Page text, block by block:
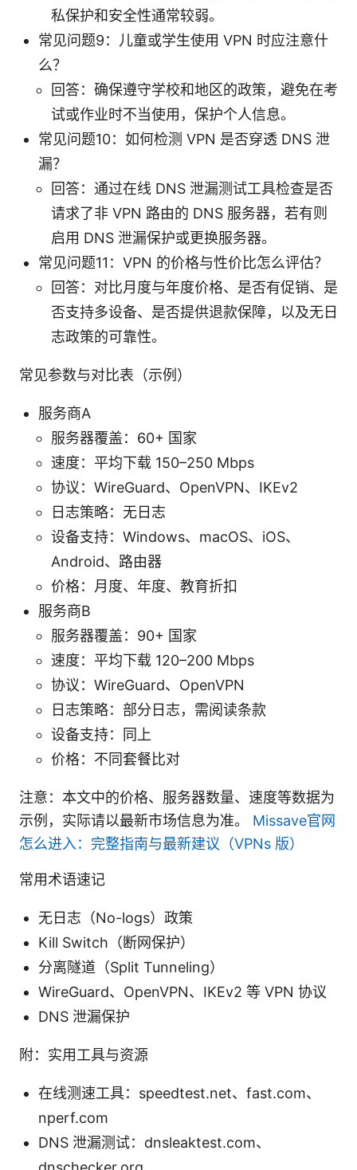
私保护和安全性通常较弱。
常见问题9：儿童或学生使用 VPN 时应注意什
么？
回答：确保遵守学校和地区的政策，避免在考
试或作业时不当使用，保护个人信息。
常见问题10：如何检测 VPN 是否穿透 DNS 泄
漏？
回答：通过在线 DNS 泄漏测试工具检查是否
请求了非 VPN 路由的 DNS 服务器，若有则
启用 DNS 泄漏保护或更换服务器。
常见问题11：VPN 的价格与性价比怎么评估？
回答：对比月度与年度价格、是否有促销、是
否支持多设备、是否提供退款保障，以及无日
志政策的可靠性。
常见参数与对比表（示例）
服务商A
服务器覆盖：60+ 国家
速度：平均下载 150–250 Mbps
协议：WireGuard、OpenVPN、IKEv2
日志策略：无日志
设备支持：Windows、macOS、iOS、
Android、路由器
价格：月度、年度、教育折扣
服务商B
服务器覆盖：90+ 国家
速度：平均下载 120–200 Mbps
协议：WireGuard、OpenVPN
日志策略：部分日志，需阅读条款
设备支持：同上
价格：不同套餐比对
注意：本文中的价格、服务器数量、速度等数据为
示例，实际请以最新市场信息为准。 Missave官网
怎么进入：完整指南与最新建议（VPNs 版）
常用术语速记
无日志（No-logs）政策
Kill Switch（断网保护）
分离隧道（Split Tunneling）
WireGuard、OpenVPN、IKEv2 等 VPN 协议
DNS 泄漏保护
附：实用工具与资源
在线测速工具：speedtest.net、fast.com、
nperf.com
DNS 泄漏测试：dnsleaktest.com、